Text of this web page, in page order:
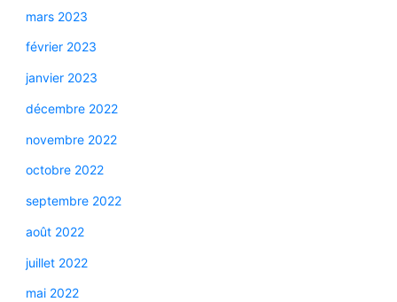
mars 2023
février 2023
janvier 2023
décembre 2022
novembre 2022
octobre 2022
septembre 2022
août 2022
juillet 2022
mai 2022